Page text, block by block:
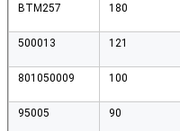
BTM257 180
500013 121
801050009 100
95005 90